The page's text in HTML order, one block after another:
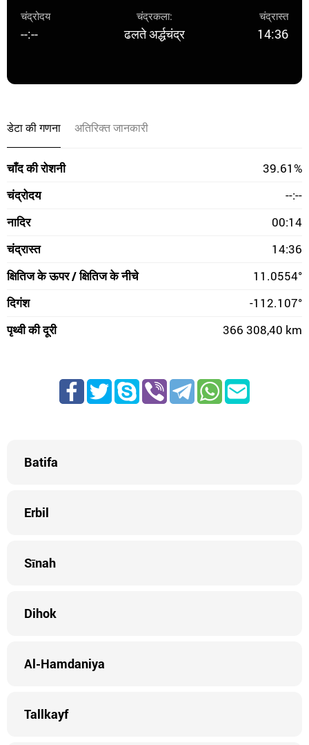
चंद्रोदय
--:--
चंद्रकला:
ढलते अर्द्धचंद्र
चंद्रास्त
14:36
डेटा की गणना अतिरिक्त जानकारी
चाँद की रोशनी
39.61%
चंद्रोदय
--:--
नादिर
00:14
चंद्रास्त
14:36
क्षितिज के ऊपर / क्षितिज के नीचे
11.0554°
दिगंश
-112.107°
पृथ्वी की दूरी
366 308,40 km
Batifa
Erbil
Sīnah
Dihok
Al-Hamdaniya
Tallkayf